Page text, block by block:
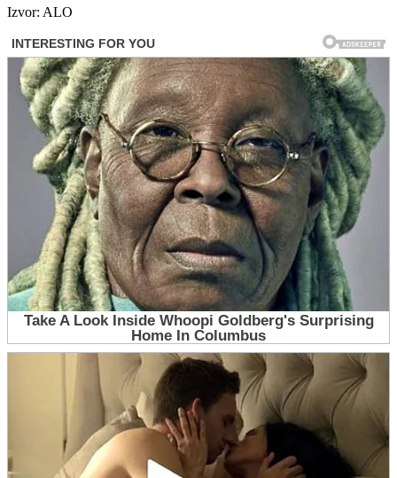
Izvor: ALO